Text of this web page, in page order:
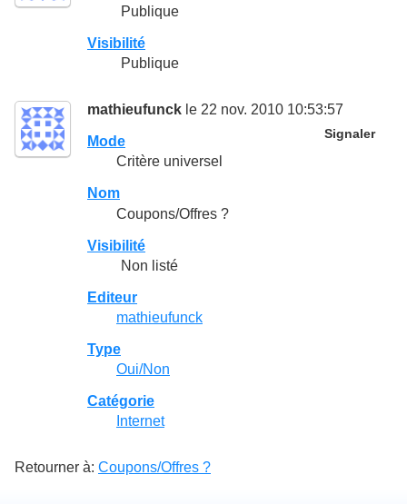
Publique
Visibilité
Publique
mathieufunck le 22 nov. 2010 10:53:57
Signaler
Mode
Critère universel
Nom
Coupons/Offres ?
Visibilité
Non listé
Editeur
mathieufunck
Type
Oui/Non
Catégorie
Internet
Retourner à: Coupons/Offres ?